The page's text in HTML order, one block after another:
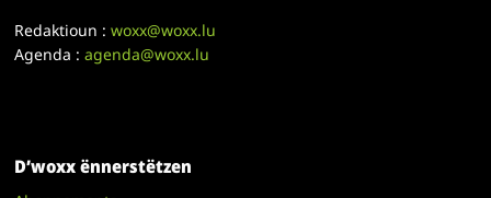
Redaktioun :woxx@woxx.lu
Agenda :agenda@woxx.lu
D’woxx ënnerstëtzen